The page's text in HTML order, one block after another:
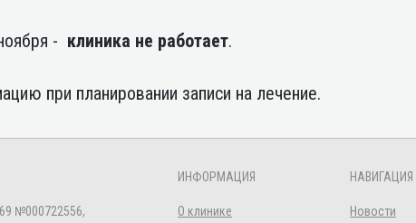
- клиника не работает.
при планировании записи на лечение.
№000722556,
ИНФОРМАЦИЯ
О клинике
НАВИГАЦИЯ
Новости